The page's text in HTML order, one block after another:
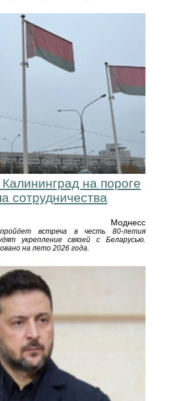
на пороге
сотрудничества
Моднесс
встреча в честь 80-летия
укрепление связей с Беларусью.
на лето 2026 года.